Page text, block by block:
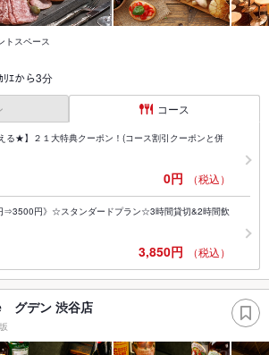
トスペース
ﾘｴから3分
コース
る★】２１大特典クーポン！(コース割引クーポンと併
0円 （税込）
⇒3500円》☆スタンダードプラン☆3時間貸切&2時間飲
3,850円 （税込）
グデン 渋谷店